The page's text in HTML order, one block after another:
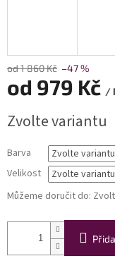
od 1 860 Kč –47 %
od 979 Kč /
cena:
Zvolte variantu
Barva
Velikost
Můžeme doručit do: